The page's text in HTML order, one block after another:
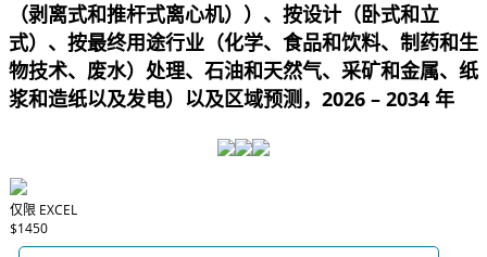
（剥离式和推杆式离心机））、按设计（卧式和立
式）、按最终用途行业（化学、食品和饮料、制药和生
物技术、废水）处理、石油和天然气、采矿和金属、纸
浆和造纸以及发电）以及区域预测，2026 – 2034 年
仅限 EXCEL
$1450